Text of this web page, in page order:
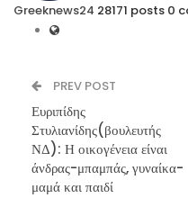
Greeknews24 28171 posts 0
PREV POST
Ευριπίδης
Στυλιανίδης(βουλευτής
ΝΔ): Η οικογένεια είναι
άνδρας-μπαμπάς, γυναίκα-
μαμά και παιδί